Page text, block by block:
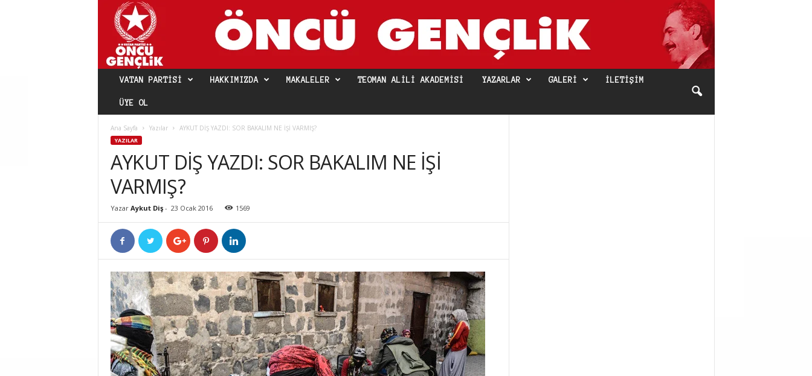
VATAN PARTISI HAKKIMIZDA MAKALELER TEOMAN ALILI AKADEMISI YAZARLAR GALERI İLETIŞIM
ÜYE OL
Ana Sayfa Yazılar AYKUT DİŞ YAZDI: SOR BAKALIM NE İŞİ VARMIŞ?
YAZILAR
AYKUT DİŞ YAZDI: SOR BAKALIM NE İŞİ
VARMIŞ?
Yazar Aykut Diş- 23 Ocak 2016 1569